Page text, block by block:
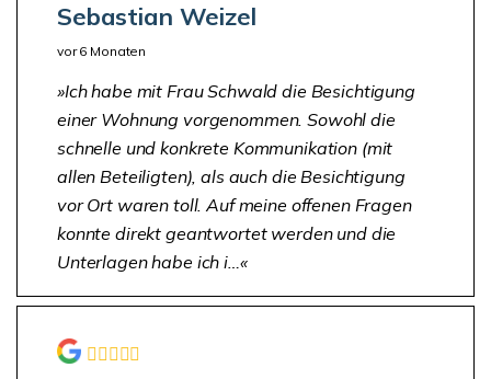
Sebastian Weizel
vor 6 Monaten
Ich habe mit Frau Schwald die Besichtigung
einer Wohnung vorgenommen. Sowohl die
schnelle und konkrete Kommunikation (mit
allen Beteiligten), als auch die Besichtigung
vor Ort waren toll. Auf meine offenen Fragen
konnte direkt geantwortet werden und die
Unterlagen habe ich i…